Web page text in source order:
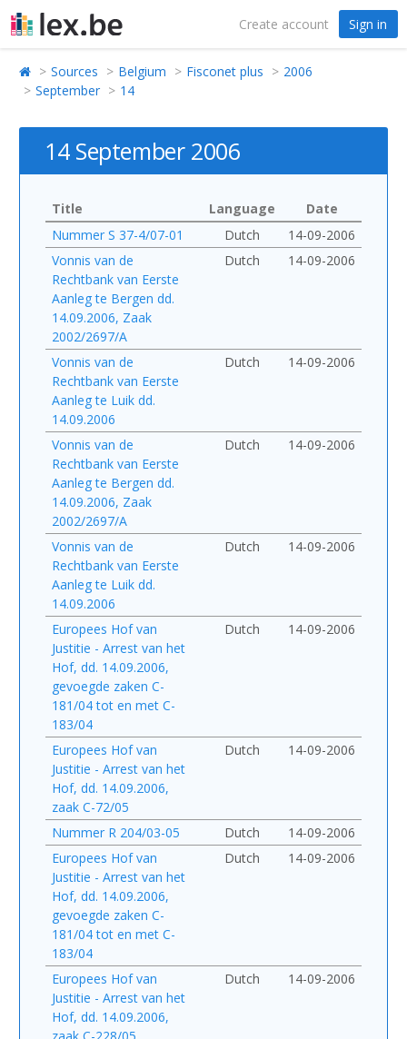
Create account Sign in
Sources Belgium Fisconet plus
2006
September
14
14 September 2006
Title Language
Date
Nummer S 37-4/07-01
Dutch
14-09-2006
Vonnis van de
Rechtbank van Eerste
Aanleg te Bergen dd.
14.09.2006, Zaak
2002/2697/A
Dutch 14-09-2006
Vonnis van de
Rechtbank van Eerste
Aanleg te Luik dd.
14.09.2006
Dutch 14-09-2006
Vonnis van de
Rechtbank van Eerste
Aanleg te Bergen dd.
14.09.2006, Zaak
2002/2697/A
Dutch 14-09-2006
Vonnis van de
Rechtbank van Eerste
Aanleg te Luik dd.
14.09.2006
Dutch 14-09-2006
Europees Hof van
Justitie - Arrest van het
Hof, dd. 14.09.2006,
gevoegde zaken C-
181/04 tot en met C-
183/04
Dutch 14-09-2006
Europees Hof van
Justitie - Arrest van het
Hof, dd. 14.09.2006,
zaak C-72/05
Dutch 14-09-2006
Nummer R 204/03-05 Dutch
14-09-2006
Europees Hof van
Justitie - Arrest van het
Hof, dd. 14.09.2006,
gevoegde zaken C-
181/04 tot en met C-
183/04
Dutch 14-09-2006
Europees Hof van
Justitie - Arrest van het
Hof, dd. 14.09.2006,
Dutch 14-09-2006